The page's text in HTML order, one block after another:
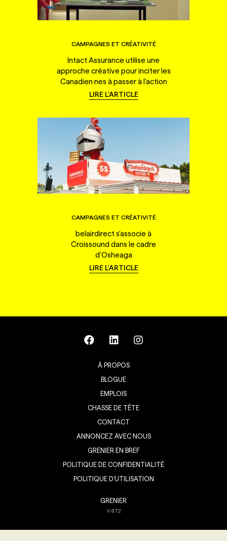
CAMPAGNES ET CRÉATIVITÉ
Intact Assurance utilise une
approche créative pour inciter les
Canadien·nes à passer à l'action
LIRE L'ARTICLE
CAMPAGNES ET CRÉATIVITÉ
belairdirect s'associe à
Croissound dans le cadre
d'Osheaga
LIRE L'ARTICLE
À PROPOS
BLOGUE
EMPLOIS
CHASSE DE TÊTE
CONTACT
ANNONCEZ AVEC NOUS
GRENIER EN BREF
POLITIQUE DE CONFIDENTIALITÉ
POLITIQUE D’UTILISATION
GRENIER
V8.7.2